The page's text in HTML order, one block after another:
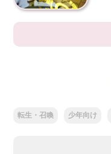
転生・召喚 少年向け